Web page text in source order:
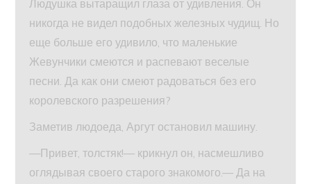
Людушка вытаращил глаза от удивления. Он
никогда не видел подобных железных чудищ. Но
еще больше его удивило, что маленькие
Жевунчики смеются и распевают веселые
песни. Да как они смеют радоваться без его
королевского разрешения?
Заметив людоеда, Аргут остановил машину.
—Привет, толстяк!— крикнул он, насмешливо
оглядывая своего старого знакомого.— Да на